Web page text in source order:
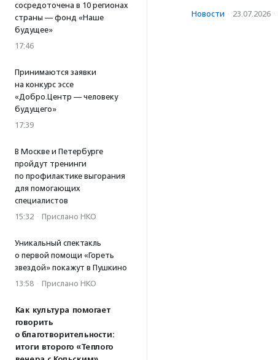
сосредоточена в 10 регионах
страны — фонд «Наше
будущее»
17:46
Принимаются заявки
на конкурс эссе
«Добро.Центр — человеку
будущего»
17:39
В Москве и Петербурге
пройдут тренинги
по профилактике выгорания
для помогающих
специалистов
15:32 · Прислано НКО
Уникальный спектакль
о первой помощи «Гореть
звездой» покажут в Пушкино
13:58 · Прислано НКО
Как культура помогает
говорить
о благотворительности:
итоги второго «Теплого
Новости · 23.07.2026 ·